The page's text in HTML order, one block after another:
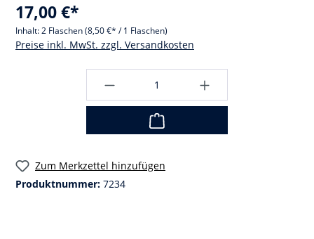
17,00 €*
Inhalt:2 Flaschen(8,50 €* / 1 Flaschen)
Preise inkl. MwSt. zzgl. Versandkosten
Zum Merkzettel hinzufügen
Produktnummer: 7234